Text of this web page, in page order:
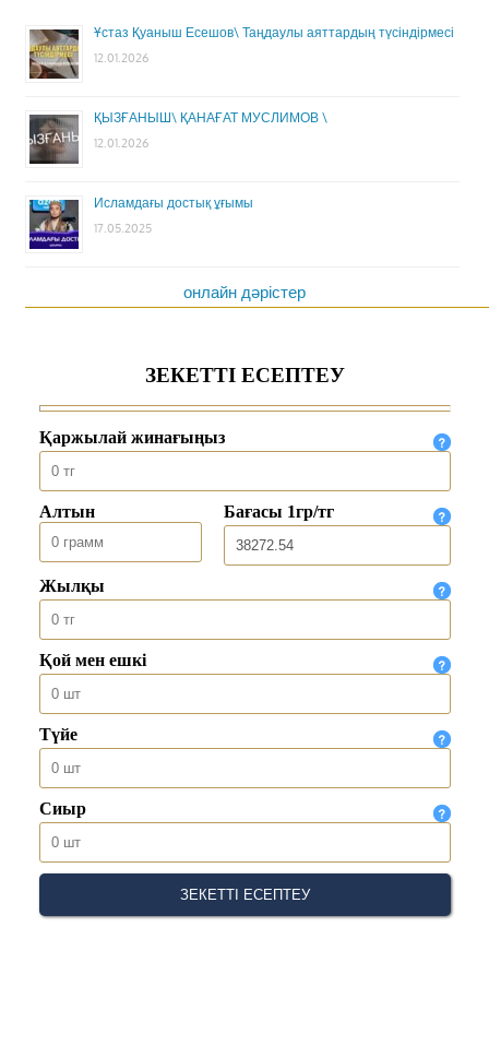
Ұстаз Қуаныш Есешов\ Таңдаулы аяттардың түсіндірмесі
12.01.2026
ҚЫЗҒАНЫШ\ ҚАНАҒАТ МУСЛИМОВ \
12.01.2026
Исламдағы достық ұғымы
17.05.2025
онлайн дәрістер